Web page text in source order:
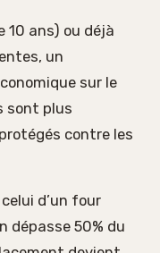
10 ans) ou déjà
un
sur le
sont plus
contre les
d’un four
dépasse 50% du